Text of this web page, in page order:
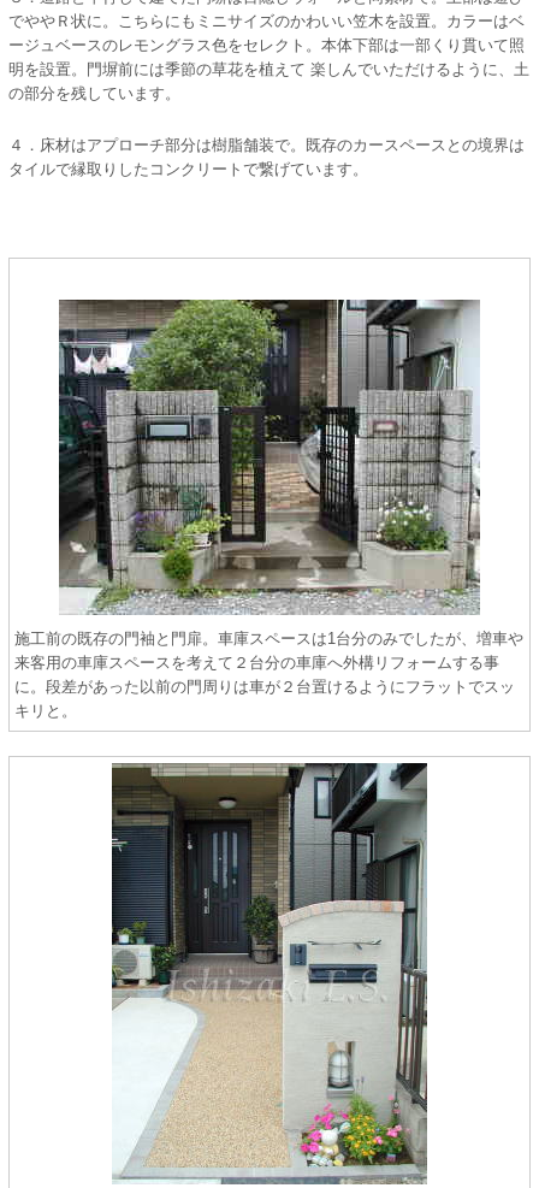
でややＲ状に。こちらにもミニサイズのかわいい笠木を設置。カラーはベ
ージュベースのレモングラス色をセレクト。本体下部は一部くり貫いて照
明を設置。門塀前には季節の草花を植えて 楽しんでいただけるように、土
の部分を残しています。
４．床材はアプローチ部分は樹脂舗装で。既存のカースペースとの境界は
タイルで縁取りしたコンクリートで繋げています。
施工前の既存の門袖と門扉。車庫スペースは1台分のみでしたが、増車や
来客用の車庫スペースを考えて２台分の車庫へ外構リフォームする事
に。段差があった以前の門周りは車が２台置けるようにフラットでスッ
キリと。